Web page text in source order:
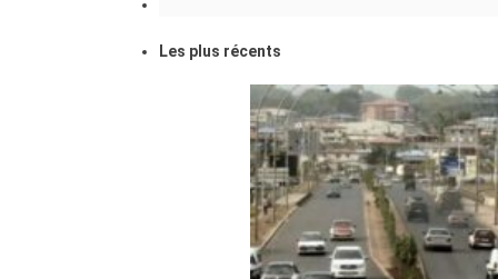
Les plus récents